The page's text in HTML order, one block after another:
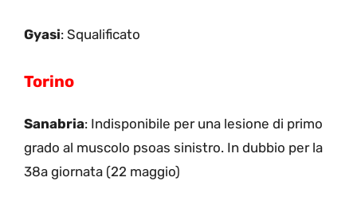
Gyasi: Squalificato
Torino
Sanabria: Indisponibile per una lesione di primo
grado al muscolo psoas sinistro. In dubbio per la
38a giornata (22 maggio)